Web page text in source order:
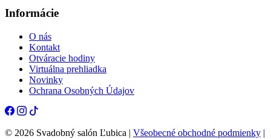
Informácie
O nás
Kontakt
Otváracie hodiny
Virtuálna prehliadka
Novinky
Ochrana Osobných Údajov
© 2026 Svadobný salón Ľubica | Všeobecné obchodné podmienky |